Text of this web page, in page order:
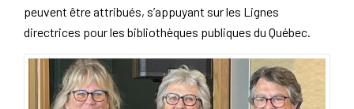
peuvent être attribués, s’appuyant sur les Lignes
directrices pour les bibliothèques publiques du Québec.